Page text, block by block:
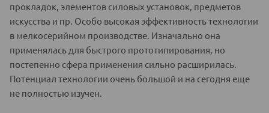
прокладок, элементов силовых установок, предметов
искусства и пр. Особо высокая эффективность технологии
в мелкосерийном производстве. Изначально она
применялась для быстрого прототипирования, но
постепенно сфера применения сильно расширилась.
Потенциал технологии очень большой и на сегодня еще
не полностью изучен.